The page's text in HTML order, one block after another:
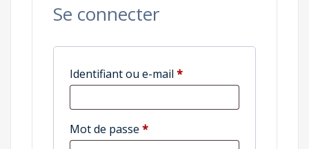
Se connecter
Identifiant ou e-mail *Obligatoire
Mot de passe *Obligatoire